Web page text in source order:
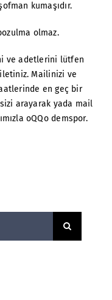
kumaşıdır.
olmaz.
ve adetlerini lütfen
Mailinizi ve
en geç bir
arayarak yada mail
oQQo demspor.